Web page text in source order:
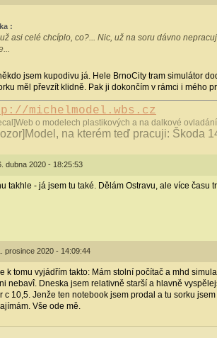
:
asi celé chcíplo, co?... Nic, už na soru dávno
jsem kupodivu já. Hele BrnoCity tram simulátor
měl převzít klidně. Pak ji dokončím v rámci i mého
michelmodel.wbs.cz
Web o modelech plastikových a na dalkové
Model, na kterém teď pracuji: Škoda
dubna 2020 - 18:25:53
takhle - já jsem tu také. Dělám Ostravu, ale více času
prosince 2020 - 14:09:44
k tomu vyjádřím takto: Mám stolní počítač a mhd
nebavî. Dneska jsem relativně starší a hlavně
c 10,5. Jenže ten notebook jsem prodal a tu sorku
Vše ode mě.